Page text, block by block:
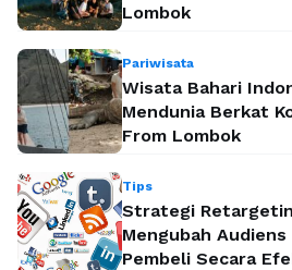
Lombok
Pariwisata
Wisata Bahari
Mendunia Berkat
From Lombok
Tips
Strategi
Mengubah
Pembeli Secara